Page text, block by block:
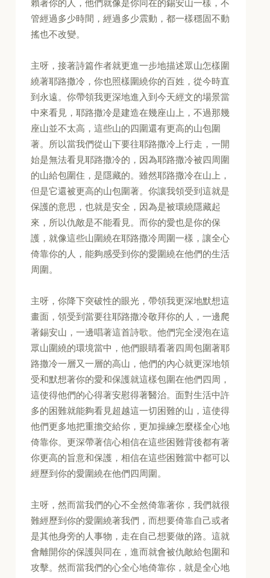
賴著你的人，他們就像是你同在的錫安山一樣，不
管經過多少時間，經過多少震動，都一樣穩固不動
搖也不改變。
主呀，接著詩篇作者就更進一步地描述眾山怎樣圍
繞著耶路撒冷，你也照樣圍繞你的百姓，從今時直
到永遠。你帶領我更深地進入到今天經文的場景當
中來看見，耶路撒冷是建造在幾座山上，不過那幾
座山並不太高，這些山的四圍還有更高的山包圍
著。所以當我們從山下要往耶路撒冷上行走，一開
始是無法看見耶路撒冷的，因為耶路撒冷被四周圍
的山給包圍住，是隱藏的。雖然耶路撒冷在山上，
但是它還被更高的山包圍著。你讓我領受到這就是
保護的意思，也就是安全，因為是被環繞隱藏起
來，所以仇敵是不能看見。而你的愛也是你的保
護，就像這些山圍繞在耶路撒冷周圍一樣，讓全心
倚靠你的人，能夠感受到你的愛圍繞在他們的生活
周圍。
主呀，你降下突破性的眼光，帶領我更深地默想這
畫面，領受到當要往耶路撒冷敬拜你的人，一邊爬
著錫安山，一邊唱著這首詩歌。他們完全浸泡在這
眾山圍繞的環境當中，他們眼睛看著四周包圍著耶
路撒冷一層又一層的高山，他們的內心就更深地領
受和默想著你的愛和保護就這樣包圍在他們四周，
這使得他們的心得著安慰得著醫治。面對生活中許
多的困難就能夠看見超越這一切困難的山，這使得
他們更多地把重擔交給你，更加操練怎麼樣全心地
倚靠你。更深帶著信心相信在這些困難背後都有著
你更高的旨意和保護，相信在這些困難當中都可以
經歷到你的愛圍繞在他們四周圍。
主呀，然而當我們的心不全然倚靠著你，我們就很
難經歷到你的愛圍繞著我們，而想要倚靠自己或者
是其他身旁的人事物，走在自己想要做的路。這就
會離開你的保護與同在，進而就會被仇敵給包圍和
攻擊。然而當我們的心全心地倚靠你，就是全心地